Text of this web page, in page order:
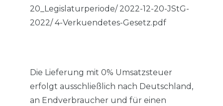
20_Legislaturperiode/ 2022-12-20-JStG-
2022/ 4-Verkuendetes-Gesetz.pdf
Die Lieferung mit 0% Umsatzsteuer
erfolgt ausschließlich nach Deutschland,
an Endverbraucher und für einen